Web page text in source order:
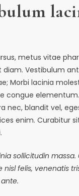
metus vitae
diam. Vestibulum
Morbi lacinia
congue
nec, blandit vel,
enim. Curabitur
sollicitudin
nisl felis, venenatis